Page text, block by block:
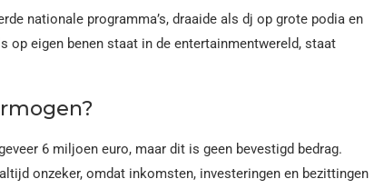
nationale programma’s, draaide als dj op grote podia en
op eigen benen staat in de entertainmentwereld, staat
6 miljoen euro, maar dit is geen bevestigd bedrag.
onzeker, omdat inkomsten, investeringen en bezittingen